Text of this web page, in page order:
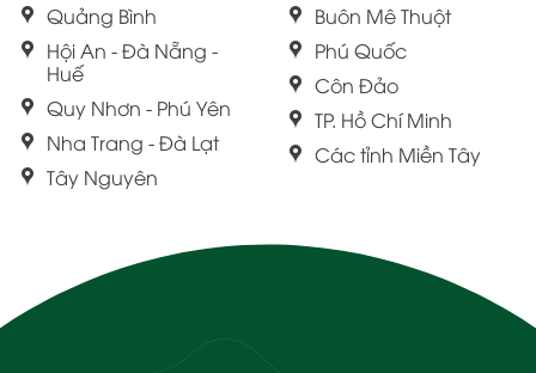
Quảng Bình
Hội An - Đà Nẵng -
Huế
Quy Nhơn - Phú Yên
Nha Trang - Đà Lạt
Tây Nguyên
Buôn Mê Thuột
Phú Quốc
Côn Đảo
TP. Hồ Chí Minh
Các tỉnh Miền Tây